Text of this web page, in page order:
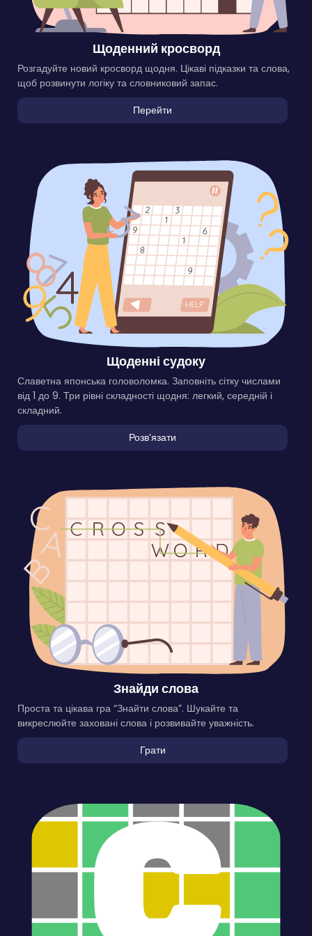
Щоденний кросворд
Розгадуйте новий кросворд щодня. Цікаві підказки та слова,
щоб розвинути логіку та словниковий запас.
Перейти
Щоденні судоку
Славетна японська головоломка. Заповніть сітку числами
від 1 до 9. Три рівні складності щодня: легкий, середній і
складний.
Розвʼязати
Знайди слова
Проста та цікава гра “Знайти слова”. Шукайте та
викреслюйте заховані слова і розвивайте уважність.
Грати